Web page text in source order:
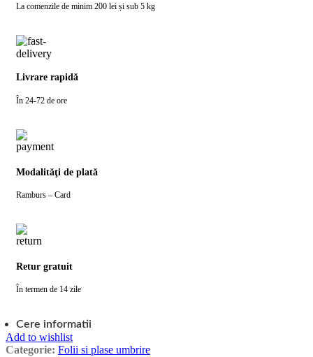
La comenzile de minim 200 lei și sub 5 kg
Livrare rapidă
În 24-72 de ore
Modalităţi de plată
Ramburs – Card
Retur gratuit
În termen de 14 zile
Cere informatii
Add to wishlist
Categorie: Folii si plase umbrire